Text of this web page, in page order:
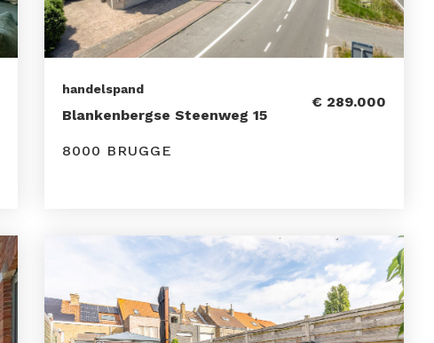
handelspand
Blankenbergse Steenweg 15
€ 289.000
8000 BRUGGE